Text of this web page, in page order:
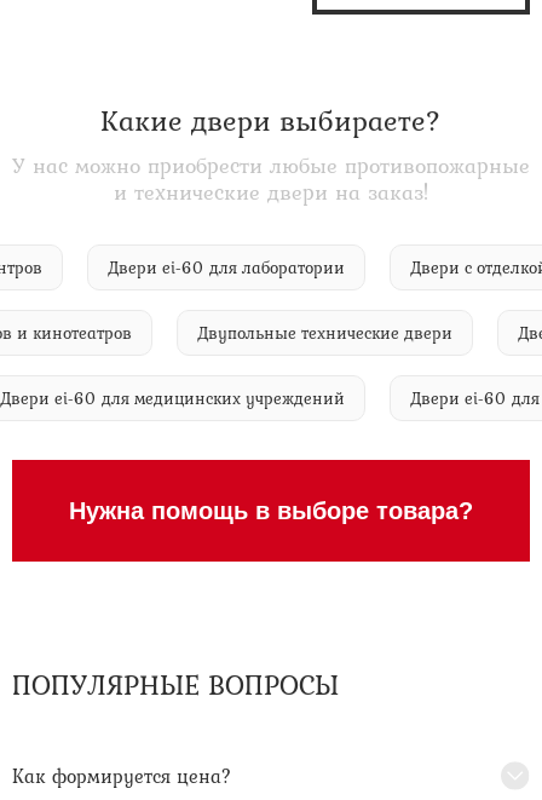
Какие двери выбираете?
У нас можно приобрести любые противопожарные
и технические двери на заказ!
Двери ei-60 для лаборатории Двери с
Двупольные технические двери
Двери ei-60 для медицинских учреждений Двери ei-60
Нужна помощь в выборе товара?
ПОПУЛЯРНЫЕ ВОПРОСЫ
Как формируется цена?